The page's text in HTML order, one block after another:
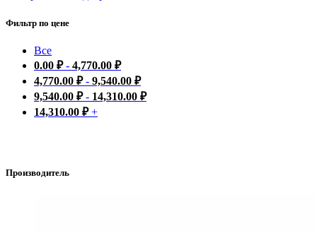
Фильтр по цене
Все
0.00 ₽- 4,770.00 ₽
4,770.00 ₽- 9,540.00 ₽
9,540.00 ₽- 14,310.00 ₽
14,310.00 ₽+
Производитель